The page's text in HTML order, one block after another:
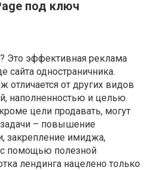
под ключ
? Это эффективная реклама
сайта одностраничника.
отличается от других видов
наполненностью и целью.
цели продавать, могут
– повышение
закрепление имиджа,
помощью полезной
лендинга нацелено только